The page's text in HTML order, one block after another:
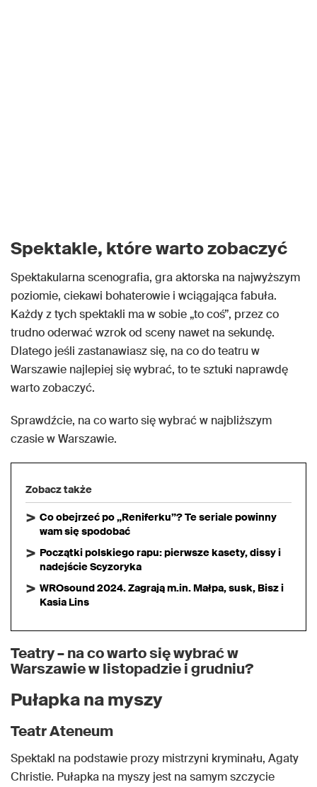
Spektakle, które warto zobaczyć
Spektakularna scenografia, gra aktorska na najwyższym
poziomie, ciekawi bohaterowie i wciągająca fabuła.
Każdy z tych spektakli ma w sobie „to coś”, przez co
trudno oderwać wzrok od sceny nawet na sekundę.
Dlatego jeśli zastanawiasz się, na co do teatru w
Warszawie najlepiej się wybrać, to te sztuki naprawdę
warto zobaczyć.
Sprawdźcie, na co warto się wybrać w najbliższym
czasie w Warszawie.
Zobacz także
Co obejrzeć po „Reniferku”? Te seriale powinny
wam się spodobać
Początki polskiego rapu: pierwsze kasety, dissy i
nadejście Scyzoryka
WROsound 2024. Zagrają m.in. Małpa, susk, Bisz i
Kasia Lins
Teatry – na co warto się wybrać w
Warszawie w listopadzie i grudniu?
Pułapka na myszy
Teatr Ateneum
Spektakl na podstawie prozy mistrzyni kryminału, Agaty
Christie. Pułapka na myszy jest na samym szczycie